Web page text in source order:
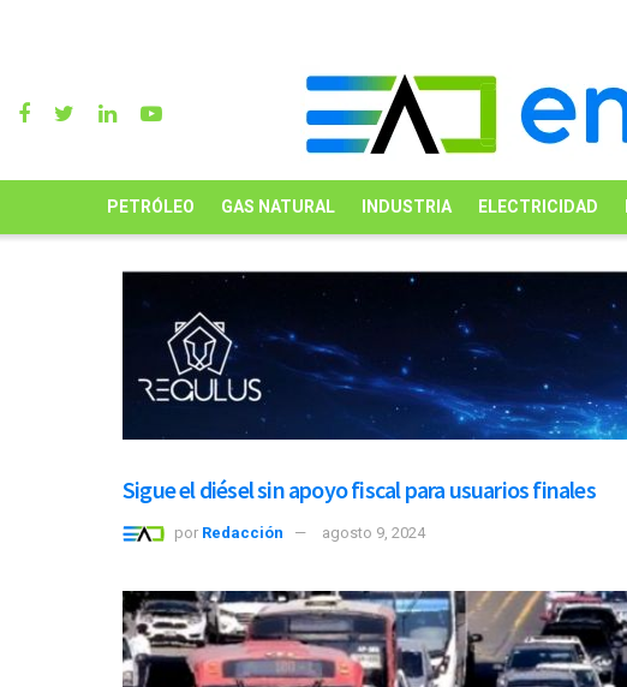
PETRÓLEO GAS NATURAL INDUSTRIA ELECTRICIDAD
Sigue el diésel sin apoyo fiscal para usuarios finales
por Redacción agosto 9, 2024